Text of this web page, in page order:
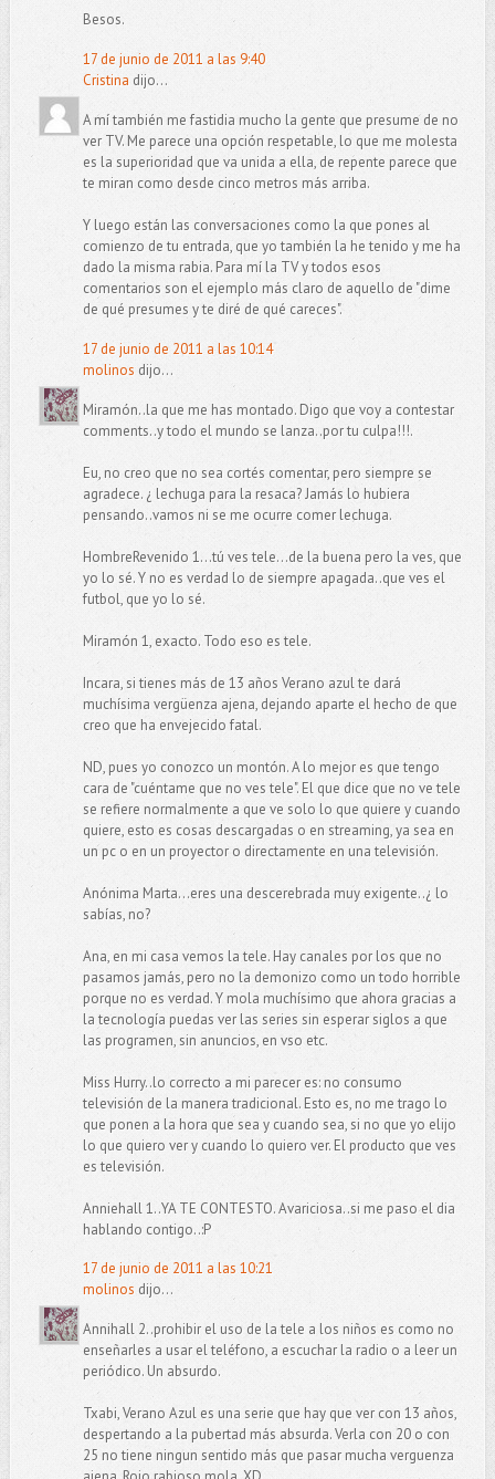
Besos.
17 de junio de 2011 a las 9:40
Cristina dijo...
A mí también me fastidia mucho la gente que presume de no
ver TV. Me parece una opción respetable, lo que me molesta
es la superioridad que va unida a ella, de repente parece que
te miran como desde cinco metros más arriba.
Y luego están las conversaciones como la que pones al
comienzo de tu entrada, que yo también la he tenido y me ha
dado la misma rabia. Para mí la TV y todos esos
comentarios son el ejemplo más claro de aquello de "dime
de qué presumes y te diré de qué careces".
17 de junio de 2011 a las 10:14
molinos dijo...
Miramón..la que me has montado. Digo que voy a contestar
comments..y todo el mundo se lanza..por tu culpa!!!.
Eu, no creo que no sea cortés comentar, pero siempre se
agradece. ¿ lechuga para la resaca? Jamás lo hubiera
pensando..vamos ni se me ocurre comer lechuga.
HombreRevenido 1...tú ves tele...de la buena pero la ves, que
yo lo sé. Y no es verdad lo de siempre apagada..que ves el
futbol, que yo lo sé.
Miramón 1, exacto. Todo eso es tele.
Incara, si tienes más de 13 años Verano azul te dará
muchísima vergüenza ajena, dejando aparte el hecho de que
creo que ha envejecido fatal.
ND, pues yo conozco un montón. A lo mejor es que tengo
cara de "cuéntame que no ves tele". El que dice que no ve tele
se refiere normalmente a que ve solo lo que quiere y cuando
quiere, esto es cosas descargadas o en streaming, ya sea en
un pc o en un proyector o directamente en una televisión.
Anónima Marta...eres una descerebrada muy exigente..¿ lo
sabías, no?
Ana, en mi casa vemos la tele. Hay canales por los que no
pasamos jamás, pero no la demonizo como un todo horrible
porque no es verdad. Y mola muchísimo que ahora gracias a
la tecnología puedas ver las series sin esperar siglos a que
las programen, sin anuncios, en vso etc.
Miss Hurry..lo correcto a mi parecer es: no consumo
televisión de la manera tradicional. Esto es, no me trago lo
que ponen a la hora que sea y cuando sea, si no que yo elijo
lo que quiero ver y cuando lo quiero ver. El producto que ves
es televisión.
Anniehall 1..YA TE CONTESTO. Avariciosa..si me paso el dia
hablando contigo..:P
17 de junio de 2011 a las 10:21
molinos dijo...
Annihall 2..prohibir el uso de la tele a los niños es como no
enseñarles a usar el teléfono, a escuchar la radio o a leer un
periódico. Un absurdo.
Txabi, Verano Azul es una serie que hay que ver con 13 años,
despertando a la pubertad más absurda. Verla con 20 o con
25 no tiene ningun sentido más que pasar mucha verguenza